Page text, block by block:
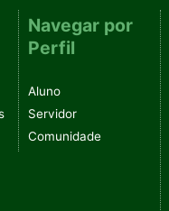
Navegar por
Perfil
Aluno
Servidor
Comunidade